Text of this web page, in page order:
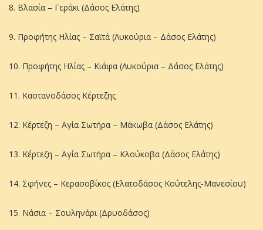
8. Βλασία – Γεράκι (Δάσος Ελάτης)
9. Προφήτης Ηλίας – Σαϊτά (Λυκούρια – Δάσος Ελάτης)
10. Προφήτης Ηλίας – Κιάφα (Λυκούρια – Δάσος Ελάτης)
11. Καστανοδάσος Κέρτεζης
12. Κέρτεζη – Αγία Σωτήρα – Μάκωβα (Δάσος Ελάτης)
13. Κέρτεζη – Αγία Σωτήρα – Κλούκοβα (Δάσος Ελάτης)
14. Σφήνες – Κερασοβίκος (Ελατοδάσος Κούτελης-Μανεσίου)
15. Νάσια – Σουληνάρι (Δρυοδάσος)